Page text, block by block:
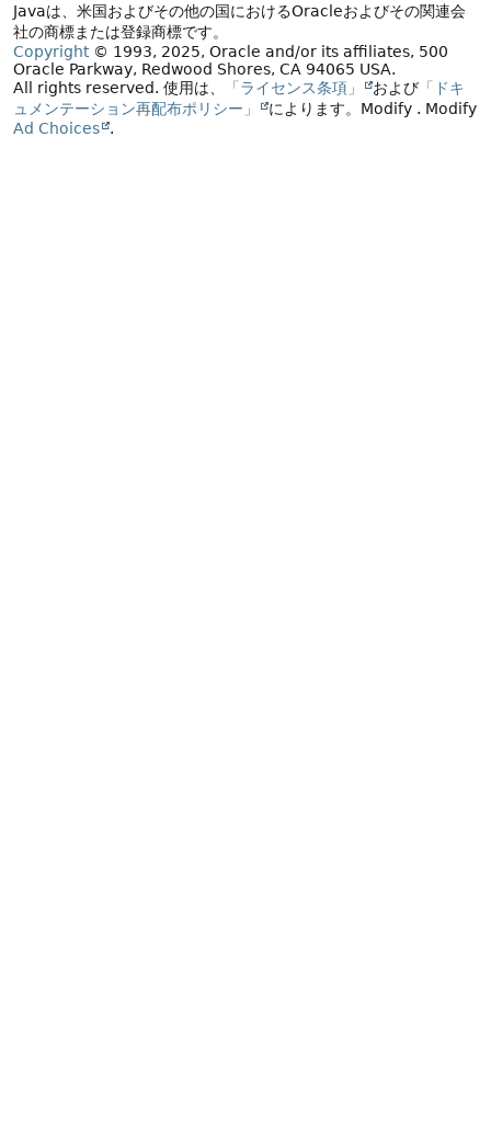
Javaは、米国およびその他の国におけるOracleおよびその関連会
社の商標または登録商標です。
Copyright© 1993, 2025, Oracle and/or its affiliates, 500
Oracle Parkway, Redwood Shores, CA 94065 USA.
All rights reserved. 使用は、 「ライセンス条項」 および 「ドキ
ュメンテーション再配布ポリシー」
によります。 Modify . Modify
Ad Choices
.